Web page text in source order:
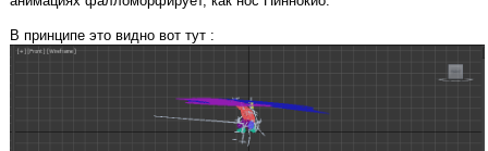
В принципе это видно вот тут :